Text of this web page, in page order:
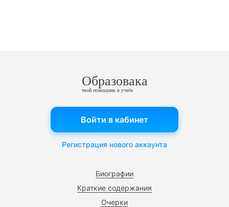
Образовака
твой помощник в учебе
Биографии
Краткие содержания
Очерки
Войти в кабинет
Регистрация нового аккаунта